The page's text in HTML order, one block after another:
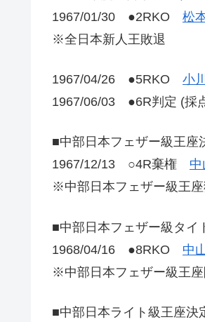
1967/01/30 ●2RKO 松
※全日本新人王敗退
1967/04/26 ●5RKO 小
1967/06/03 ●6R判定 (採
■中部日本フェザー級王座
1967/12/13 ○4R棄権
※中部日本フェザー級王
■中部日本フェザー級タイ
1968/04/16 ●8RKO 中
※中部日本フェザー級王
■中部日本ライト級王座決